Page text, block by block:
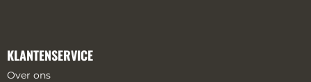
KLANTENSERVICE
Over ons